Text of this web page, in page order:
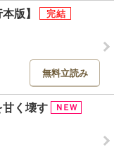
版】
無料立読み
甘く壊す